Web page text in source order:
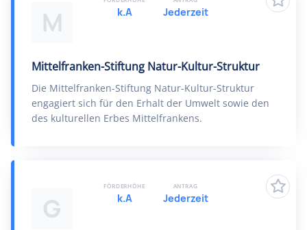
M
Mittelfranken-Stiftung Natur-Kultur-Struktur
Die Mittelfranken-Stiftung Natur-Kultur-Struktur
engagiert sich für den Erhalt der Umwelt sowie den
des kulturellen Erbes Mittelfrankens.
k.A Jederzeit
G
FÖRDERHÖHE
k.A
ANTRAG
Jederzeit